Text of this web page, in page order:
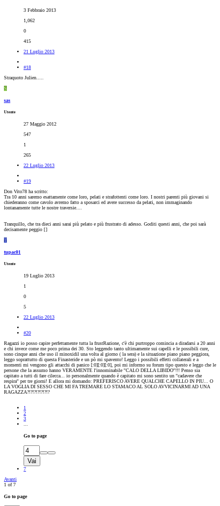
3 Febbraio 2013
1,062
0
415
21 Luglio 2013
#18
Straquoto Julien.....
S
sas
Utente
27 Maggio 2012
547
1
265
22 Luglio 2013
#19
Don Vito78 ha scritto:
Tra 10 anni saremo esattamente come loro, pelati e strafottenti come loro. I nostri parenti più giovani si
chiederanno come cavolo avremo fatto a sposarci ed avere successo da pelati, non immaginando
lontanamente tutte le nostre traversie....
Tranquillo, che tra dieci anni sarai più pelato e più frustrato di adesso. Goditi questi anni, che poi sarà
decisamente peggio []
T
tupac01
Utente
19 Luglio 2013
1
0
5
22 Luglio 2013
#20
Ragazzi io posso capire perfettamente tutta la frustRazione, c'è chi purtroppo comincia a diradarsi a 20 anni
e chi invece come me poco prima dei 30. Sto leggendo tanto ultimamente sui capelli e le possibili cure,
sono cinque anni che uso il minoxidil una volta al giorno ( la sera) e la situazione piano piano peggiora,
leggo soprattutto di questa Finasteride e un pò mi spavento! Leggo i possibili effetti collaterali e a
momenti mi vengono gli attacchi di panico [:0][:0][:0], poi mi informo su forum tipo questo e leggo che le
persone che la assumo hanno VERAMENTE l'innominabile ''CALO DELLA LIBIDO''!!! Penso sia
capitato a tutti di fare cilecca... io personalmente quando è capitato mi sono sentito un ''cadavere che
respira'' per tre giorni! E allora mi domando: PREFERISCO AVERE QUALCHE CAPELLO IN PIU... O
LA VOGLIA DI SESSO CHE MI FA TREMARE LO STAMACO AL SOLO AVVICINARMI AD UNA
RAGAZZA?!?!?!?!?!?!?
1
2
3
Go to page
Vai
7
Avanti
1 of 7
Go to page